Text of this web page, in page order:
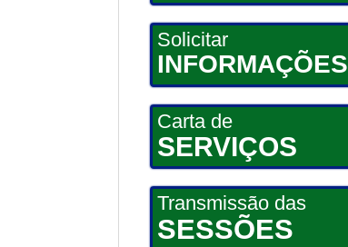
Solicitar
INFORMAÇÕES
Carta de
SERVIÇOS
Transmissão das
SESSÕES